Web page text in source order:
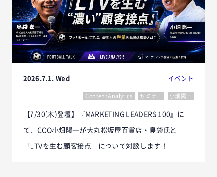
2026.7.1. Wed イベント
Content Analytics セミナー 小畑陽一
【7/30(木)登壇】『MARKETING LEADERS 100』に
て、COO小畑陽一が大丸松坂屋百貨店・島袋氏と
「LTVを生む顧客接点」について対談します！